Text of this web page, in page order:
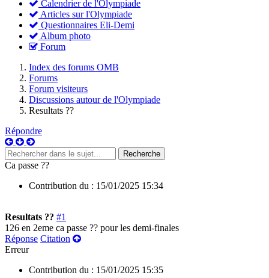
Calendrier de l'Olympiade
Articles sur l'Olympiade
Questionnaires Eli-Demi
Album photo
Forum
Index des forums OMB
Forums
Forum visiteurs
Discussions autour de l'Olympiade
Resultats ??
Répondre
Ca passe ??
Contribution du : 15/01/2025 15:34
Resultats ?? #1
126 en 2eme ca passe ?? pour les demi-finales
Réponse Citation
Erreur
Contribution du : 15/01/2025 15:35